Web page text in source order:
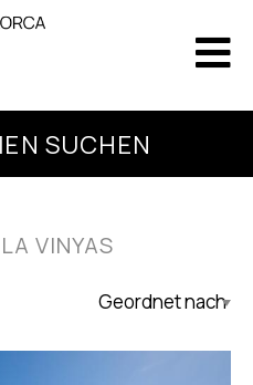
SUCHEN
VINYAS
Updated Descending